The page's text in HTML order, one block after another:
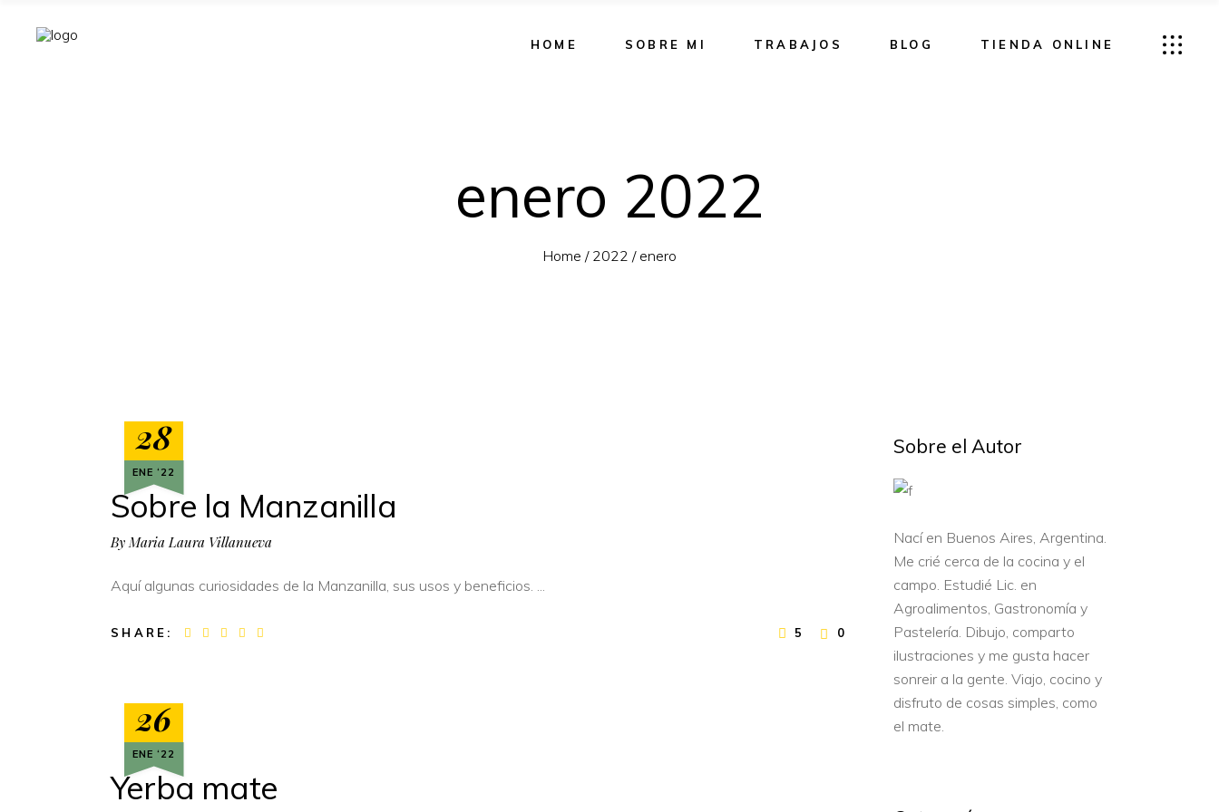
HOME SOBRE MI TRABAJOS BLOG TIENDA ONLINE
enero 2022
Home / 2022 / enero
28
ENE ‘22
Sobre la Manzanilla
ByMaria Laura Villanueva
Aquí algunas curiosidades de la Manzanilla, sus usos y beneficios.
SHARE: 5 0
26
ENE ‘22
Yerba mate
Sobre el Autor
Nací en Buenos Aires, Argentina.
Me crié cerca de la cocina y el
campo. Estudié Lic. en
Agroalimentos, Gastronomía y
Pastelería. Dibujo, comparto
ilustraciones y me gusta hacer
sonreir a la gente. Viajo, cocino y
disfruto de cosas simples, como
el mate.